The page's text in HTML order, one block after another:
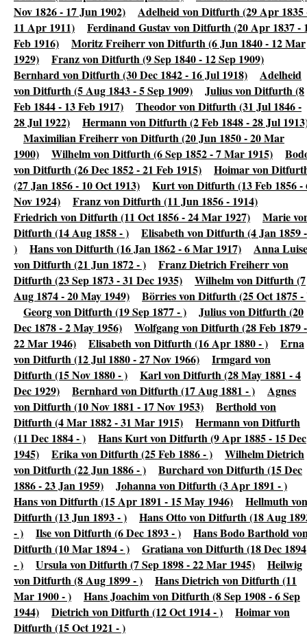
Nov 1826 - 17 Jun 1902)
Adelheid von Ditfurth (29 Apr 1835
11 Apr 1911)
Ferdinand Gustav von Ditfurth (20 Apr 1837 -
Feb 1916)
Moritz Freiherr von Ditfurth (6 Jun 1840 - 12 Mar
1929)
Franz von Ditfurth (9 Sep 1840 - 12 Sep 1909)
Bernhard von Ditfurth (30 Dec 1842 - 16 Jul 1918)
Adelheid
von Ditfurth (5 Aug 1843 - 5 Sep 1909)
Julius von Ditfurth (8
Feb 1844 - 13 Feb 1917)
Theodor von Ditfurth (31 Jul 1846 -
28 Jul 1922)
Hermann von Ditfurth (2 Feb 1848 - 28 Jul
Maximilian Freiherr von Ditfurth (20 Jun 1850 - 20 Mar
1900)
Wilhelm von Ditfurth (6 Sep 1852 - 7 Mar 1915)
von Ditfurth (26 Dec 1852 - 21 Feb 1915)
Hoimar von
(27 Jan 1856 - 10 Oct 1913)
Kurt von Ditfurth (13 Feb 1856 -
Nov 1924)
Franz von Ditfurth (11 Jun 1856 - 1914)
Friedrich von Ditfurth (11 Oct 1856 - 24 Mar 1927)
Marie
Ditfurth (14 Aug 1858 - )
Elisabeth von Ditfurth (4 Jan 1859 -
)
Hans von Ditfurth (16 Jan 1862 - 6 Mar 1917)
Anna Luise
von Ditfurth (21 Jun 1872 - )
Franz Dietrich Freiherr von
Ditfurth (23 Sep 1873 - 31 Dec 1935)
Wilhelm von Ditfurth (7
Aug 1874 - 20 May 1949)
Börries von Ditfurth (25 Oct 1875 -
Georg von Ditfurth (19 Sep 1877 - )
Julius von Ditfurth (20
Dec 1878 - 2 May 1956)
Wolfgang von Ditfurth (28 Feb 1879 -
22 Mar 1946)
Elisabeth von Ditfurth (16 Apr 1880 - )
Erna
von Ditfurth (12 Jul 1880 - 27 Nov 1966)
Irmgard von
Ditfurth (15 Nov 1880 - )
Karl von Ditfurth (28 May 1881 - 4
Dec 1929)
Bernhard von Ditfurth (17 Aug 1881 - )
Agnes
von Ditfurth (10 Nov 1881 - 17 Nov 1953)
Berthold von
Ditfurth (4 Mar 1882 - 31 Mar 1915)
Hermann von Ditfurth
(11 Dec 1884 - )
Hans Kurt von Ditfurth (9 Apr 1885 - 15 Dec
1945)
Erika von Ditfurth (25 Feb 1886 - )
Wilhelm Dietrich
von Ditfurth (22 Jun 1886 - )
Burchard von Ditfurth (15 Dec
1886 - 23 Jan 1959)
Johanna von Ditfurth (3 Apr 1891 - )
Hans von Ditfurth (15 Apr 1891 - 15 May 1946)
Hellmuth von
Ditfurth (13 Jun 1893 - )
Hans Otto von Ditfurth (18 Aug
- )
Ilse von Ditfurth (6 Dec 1893 - )
Hans Bodo Barthold
Ditfurth (10 Mar 1894 - )
Gratiana von Ditfurth (18 Dec 1894
- )
Ursula von Ditfurth (7 Sep 1898 - 22 Mar 1945)
Heilwig
von Ditfurth (8 Aug 1899 - )
Hans Dietrich von Ditfurth (11
Mar 1900 - )
Hans Joachim von Ditfurth (8 Sep 1908 - 6 Sep
1944)
Dietrich von Ditfurth (12 Oct 1914 - )
Hoimar von
Ditfurth (15 Oct 1921 - )